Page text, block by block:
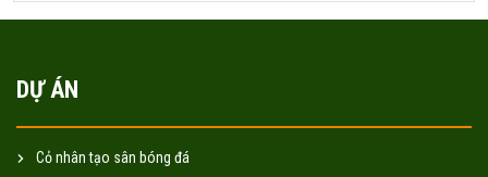
DỰ ÁN
Cỏ nhân tạo sân bóng đá